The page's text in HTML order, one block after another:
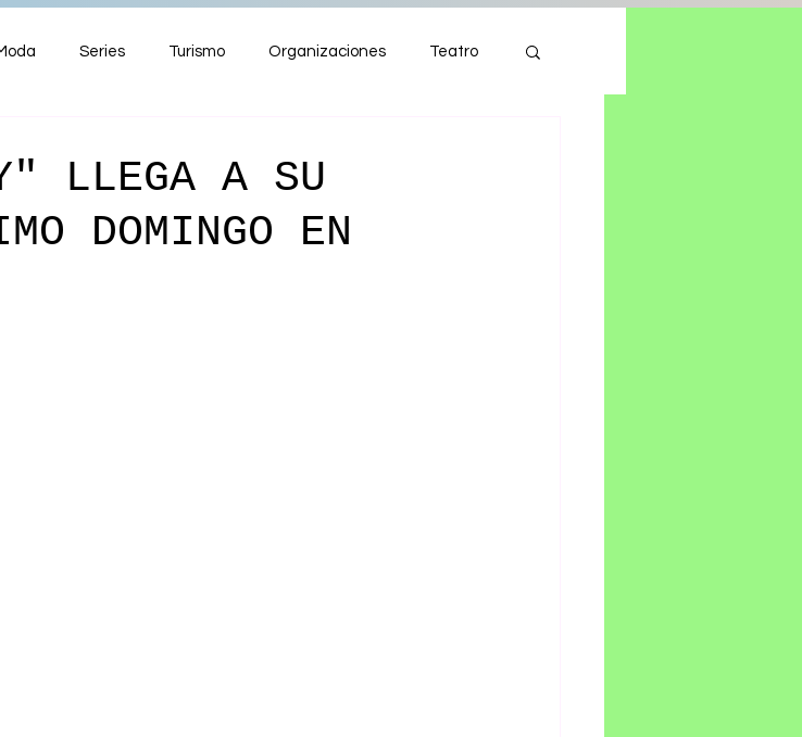
Series Turismo Organizaciones Teatro
LLEGA A SU
DOMINGO EN